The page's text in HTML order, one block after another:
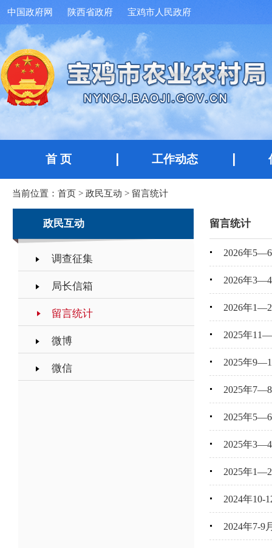
中国政府网 陕西省政府 宝鸡市人民政府
首 页 工作动态
当前位置： 首页 > 政民互动 > 留言统计
政民互动
调查征集
局长信箱
留言统计
微博
微信
留言统计
2026年
2026年
2026年
2025年
2025年
2025年
2025年
2025年
2025年
2024年10-
2024年7-9